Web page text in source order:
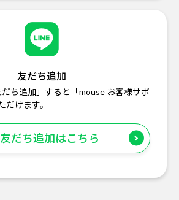
友だち追加
ち追加」すると「mouse お客様サポ
だけます。
友だち追加はこちら